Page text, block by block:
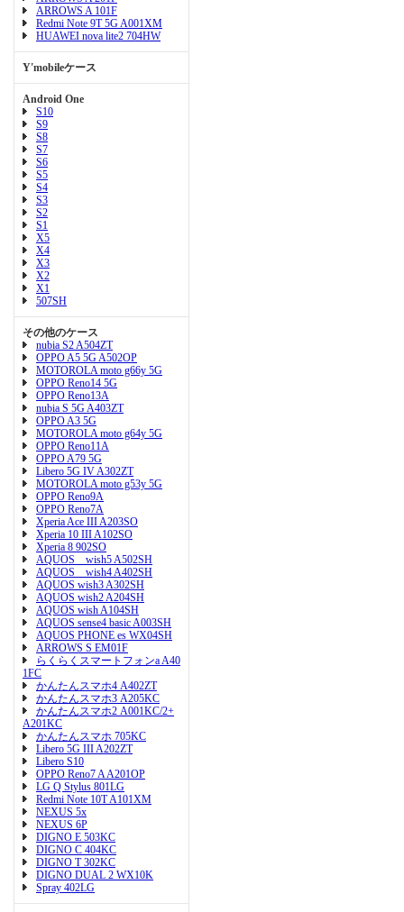
ARROWS A 101F
Redmi Note 9T 5G A001XM
HUAWEI nova lite2 704HW
Y'mobileケース
Android One
S10
S9
S8
S7
S6
S5
S4
S3
S2
S1
X5
X4
X3
X2
X1
507SH
その他のケース
nubia S2 A504ZT
OPPO A5 5G A502OP
MOTOROLA moto g66y 5G
OPPO Reno14 5G
OPPO Reno13A
nubia S 5G A403ZT
OPPO A3 5G
MOTOROLA moto g64y 5G
OPPO Reno11A
OPPO A79 5G
Libero 5G IV A302ZT
MOTOROLA moto g53y 5G
OPPO Reno9A
OPPO Reno7A
Xperia Ace III A203SO
Xperia 10 III A102SO
Xperia 8 902SO
AQUOS wish5 A502SH
AQUOS wish4 A402SH
AQUOS wish3 A302SH
AQUOS wish2 A204SH
AQUOS wish A104SH
AQUOS sense4 basic A003SH
AQUOS PHONE es WX04SH
ARROWS S EM01F
らくらくスマートフォンa A40
1FC
かんたんスマホ4 A402ZT
かんたんスマホ3 A205KC
かんたんスマホ2 A001KC/2+
A201KC
かんたんスマホ 705KC
Libero 5G III A202ZT
Libero S10
OPPO Reno7 A A201OP
LG Q Stylus 801LG
Redmi Note 10T A101XM
NEXUS 5x
NEXUS 6P
DIGNO E 503KC
DIGNO C 404KC
DIGNO T 302KC
DIGNO DUAL 2 WX10K
Spray 402LG